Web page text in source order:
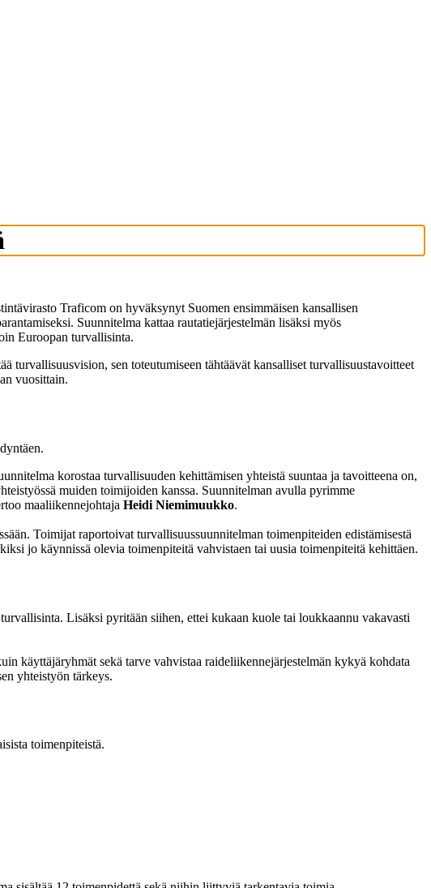
Traficom on hyväksynyt Suomen ensimmäisen kansallisen
Suunnitelma kattaa rautatiejärjestelmän lisäksi myös
Euroopan turvallisinta.
turvallisuusvision, sen toteutumiseen tähtäävät kansalliset turvallisuustavoitteet
vuosittain.
korostaa turvallisuuden kehittämisen yhteistä suuntaa ja tavoitteena on,
muiden toimijoiden kanssa. Suunnitelman avulla pyrimme
maaliikennejohtaja Heidi Niemimuukko.
Toimijat raportoivat turvallisuussuunnitelman toimenpiteiden edistämisestä
jo käynnissä olevia toimenpiteitä vahvistaen tai uusia toimenpiteitä kehittäen.
Lisäksi pyritään siihen, ettei kukaan kuole tai loukkaannu vakavasti
käyttäjäryhmät sekä tarve vahvistaa raideliikennejärjestelmän kykyä kohdata
yhteistyön tärkeys.
toimenpiteistä.